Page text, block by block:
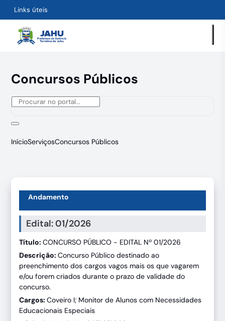
Links úteis
Concursos Públicos
InícioServiçosConcursos Públicos
Andamento
Edital: 01/2026
Título:CONCURSO PÚBLICO - EDITAL Nº 01/2026
Descrição:Concurso Público destinado ao
preenchimento dos cargos vagos mais os que vagarem
e/ou forem criados durante o prazo de validade do
concurso.
Cargos:Coveiro I; Monitor de Alunos com Necessidades
Educacionais Especiais